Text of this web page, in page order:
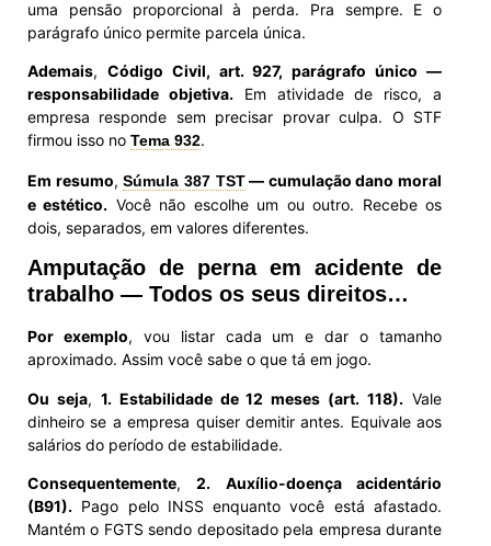
uma pensão proporcional à perda. Pra sempre. E o
parágrafo único permite parcela única.
Ademais, Código Civil, art. 927, parágrafo único —
responsabilidade objetiva.Em atividade de risco, a
empresa responde sem precisar provar culpa. O STF
firmou isso no Tema 932.
Em resumo,Súmula 387 TST— cumulação dano moral
e estético. Você não escolhe um ou outro. Recebe os
dois, separados, em valores diferentes.
Amputação de perna em acidente de
trabalho — Todos os seus direitos…
Por exemplo, vou listar cada um e dar o tamanho
aproximado. Assim você sabe o que tá em jogo.
Ou seja, 1. Estabilidade de 12 meses (art. 118). Vale
dinheiro se a empresa quiser demitir antes. Equivale aos
salários do período de estabilidade.
Consequentemente,2. Auxílio-doença acidentário
(B91). Pago pelo INSS enquanto você está afastado.
Mantém o FGTS sendo depositado pela empresa durante